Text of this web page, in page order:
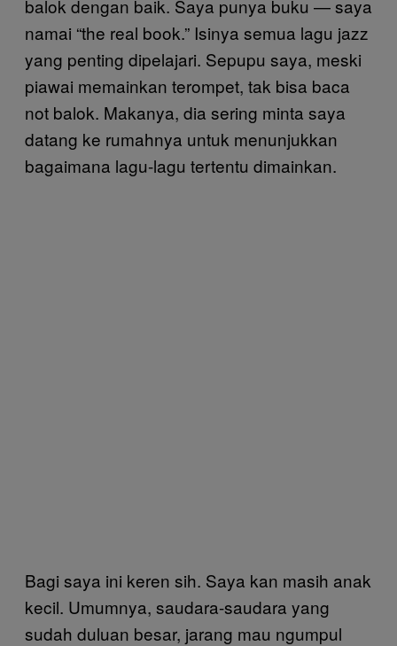
balok dengan baik. Saya punya buku — saya
namai “the real book.” Isinya semua lagu jazz
yang penting dipelajari. Sepupu saya, meski
piawai memainkan terompet, tak bisa baca
not balok. Makanya, dia sering minta saya
datang ke rumahnya untuk menunjukkan
bagaimana lagu-lagu tertentu dimainkan.
Bagi saya ini keren sih. Saya kan masih anak
kecil. Umumnya, saudara-saudara yang
sudah duluan besar, jarang mau ngumpul